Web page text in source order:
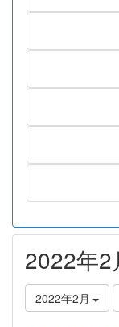
2022年2
2022年2月